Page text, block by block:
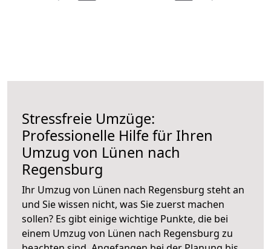
Stressfreie Umzüge:
Professionelle Hilfe für Ihren
Umzug von Lünen nach
Regensburg
Ihr Umzug von Lünen nach Regensburg steht an
und Sie wissen nicht, was Sie zuerst machen
sollen? Es gibt einige wichtige Punkte, die bei
einem Umzug von Lünen nach Regensburg zu